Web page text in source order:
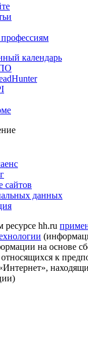
календарь
сайтов
данных
hh.ru
на основе
к